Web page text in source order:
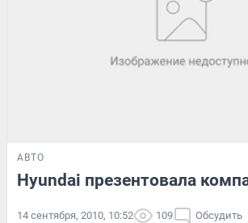
АВТО
Hyundai презентовала
14 сентября, 2010, 10:52 109 Обсудить